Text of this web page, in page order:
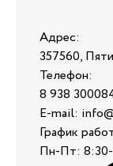
Адрес:
357560,
Телефон:
8 938
E-mail:
График
Пн-Пт: